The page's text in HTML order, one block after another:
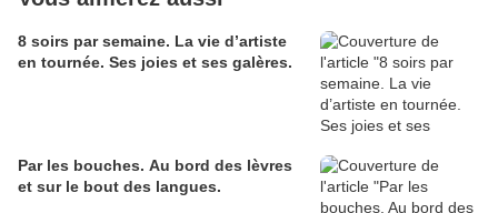
8 soirs par semaine. La vie d’artiste
en tournée. Ses joies et ses galères.
Par les bouches. Au bord des lèvres
et sur le bout des langues.